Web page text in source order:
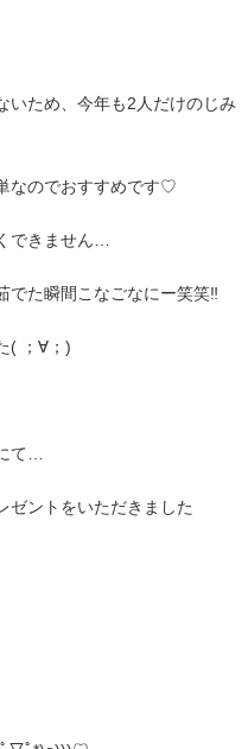
いため、今年も2人だけのじみ
なのでおすすめです♡
できません…
でた瞬間こなごなにー笑笑‼︎
( ；∀；)
て…
ゼントをいただきました